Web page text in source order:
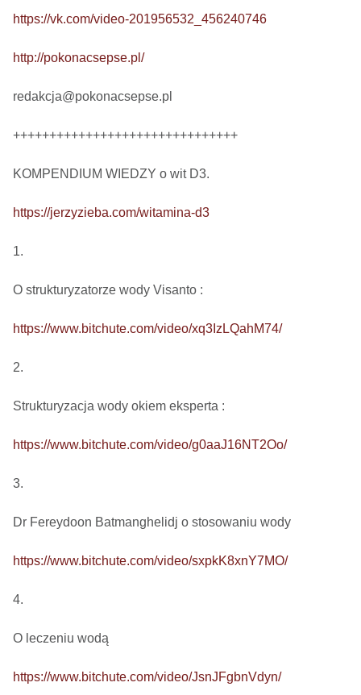
https://vk.com/video-201956532_456240746
http://pokonacsepse.pl/
redakcja@pokonacsepse.pl
+++++++++++++++++++++++++++++++
KOMPENDIUM WIEDZY o wit D3.
https://jerzyzieba.com/witamina-d3
1.
O strukturyzatorze wody Visanto :
https://www.bitchute.com/video/xq3IzLQahM74/
2.
Strukturyzacja wody okiem eksperta :
https://www.bitchute.com/video/g0aaJ16NT2Oo/
3.
Dr Fereydoon Batmanghelidj o stosowaniu wody
https://www.bitchute.com/video/sxpkK8xnY7MO/
4.
O leczeniu wodą
https://www.bitchute.com/video/JsnJFgbnVdyn/